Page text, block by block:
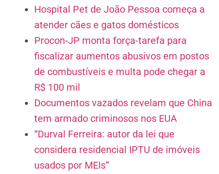
Hospital Pet de João Pessoa começa a
atender cães e gatos domésticos
Procon-JP monta força-tarefa para
fiscalizar aumentos abusivos em postos
de combustíveis e multa pode chegar a
R$ 100 mil
Documentos vazados revelam que China
tem armado criminosos nos EUA
“Durval Ferreira: autor da lei que
considera residencial IPTU de imóveis
usados por MEIs”